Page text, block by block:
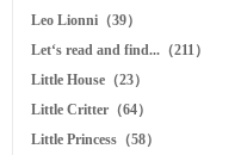
Leo Lionni（39）
Let‘s read and find...（211）
Little House（23）
Little Critter（64）
Little Princess（58）